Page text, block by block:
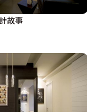
故事